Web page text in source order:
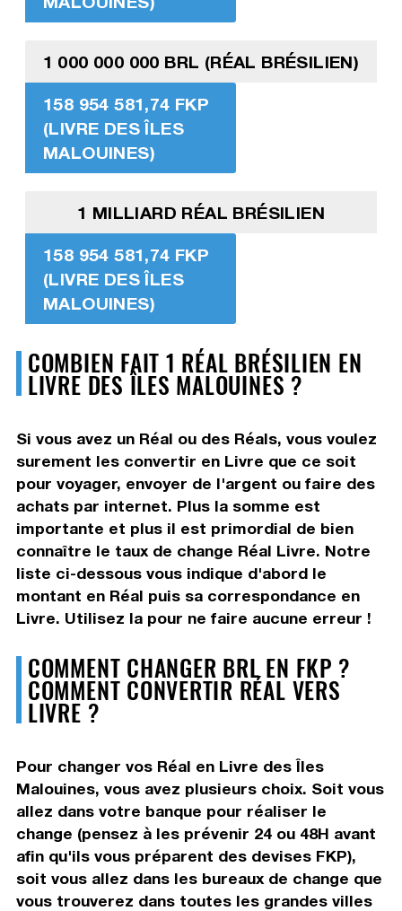
1 000 000 000 BRL (RÉAL BRÉSILIEN)
158 954 581,74 FKP
(LIVRE DES ÎLES
MALOUINES)
1 MILLIARD RÉAL BRÉSILIEN
158 954 581,74 FKP
(LIVRE DES ÎLES
MALOUINES)
COMBIEN FAIT 1 RÉAL BRÉSILIEN EN
LIVRE DES ÎLES MALOUINES ?
Si vous avez un Réal ou des Réals, vous voulez
surement les convertir en Livre que ce soit
pour voyager, envoyer de l'argent ou faire des
achats par internet. Plus la somme est
importante et plus il est primordial de bien
connaître le taux de change Réal Livre. Notre
liste ci-dessous vous indique d'abord le
montant en Réal puis sa correspondance en
Livre. Utilisez la pour ne faire aucune erreur !
COMMENT CHANGER BRL EN FKP ?
COMMENT CONVERTIR RÉAL VERS
LIVRE ?
Pour changer vos Réal en Livre des Îles
Malouines, vous avez plusieurs choix. Soit vous
allez dans votre banque pour réaliser le
change (pensez à les prévenir 24 ou 48H avant
afin qu'ils vous préparent des devises FKP),
soit vous allez dans les bureaux de change que
vous trouverez dans toutes les grandes villes